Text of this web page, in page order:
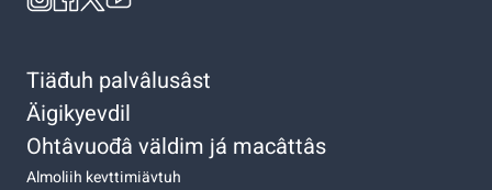
Tiäđuh palvâlusâst
Äigikyevdil
Ohtâvuođâ väldim já macâttâs
Almoliih kevttimiävtuh